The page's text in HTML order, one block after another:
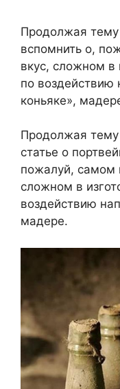
Продолжая тему
вспомнить о,
вкус, сложном в
по воздействию
коньяке»,
Продолжая
статье о
пожалуй, самом
сложном в
воздействию
мадере.